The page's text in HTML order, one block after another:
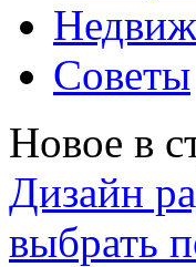
Советы
Новое в
Дизайн
выбрать